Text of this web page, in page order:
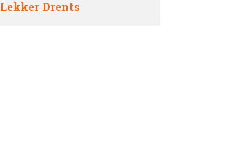
Lekker Drents